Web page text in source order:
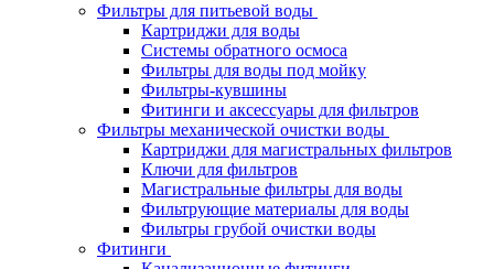
Фильтры для питьевой воды
Картриджи для воды
Системы обратного осмоса
Фильтры для воды под мойку
Фильтры-кувшины
Фитинги и аксессуары для фильтров
Фильтры механической очистки воды
Картриджи для магистральных фильтров
Ключи для фильтров
Магистральные фильтры для воды
Фильтрующие материалы для воды
Фильтры грубой очистки воды
Фитинги